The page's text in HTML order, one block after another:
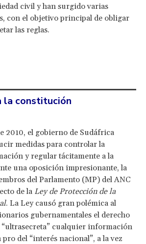
civil y han surgido varias
con el objetivo principal de obligar
las reglas.
la constitución
2010, el gobierno de Sudáfrica
medidas para controlar la
y regular tácitamente a la
una oposición impresionante, la
del Parlamento (MP) del ANC
de la Ley de Protección de la
. La Ley causó gran polémica al
gubernamentales el derecho
“ultrasecreta” cualquier información
del “interés nacional”, a la vez